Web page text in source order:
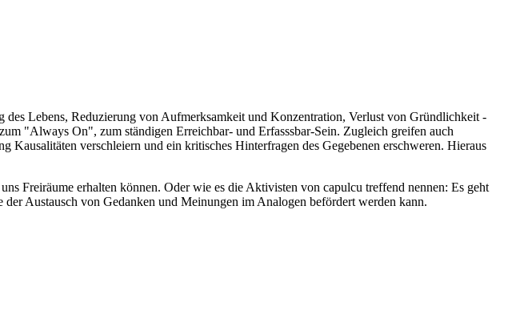
Lebens, Reduzierung von Aufmerksamkeit und Konzentration, Verlust von Gründlichkeit -
"Always On", zum ständigen Erreichbar- und Erfasssbar-Sein. Zugleich greifen auch
verschleiern und ein kritisches Hinterfragen des Gegebenen erschweren. Hieraus
Freiräume erhalten können. Oder wie es die Aktivisten von capulcu treffend nennen: Es geht
Austausch von Gedanken und Meinungen im Analogen befördert werden kann.